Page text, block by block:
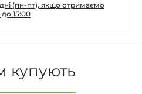
(пн-пт), якщо отримаємо
15:00
купують